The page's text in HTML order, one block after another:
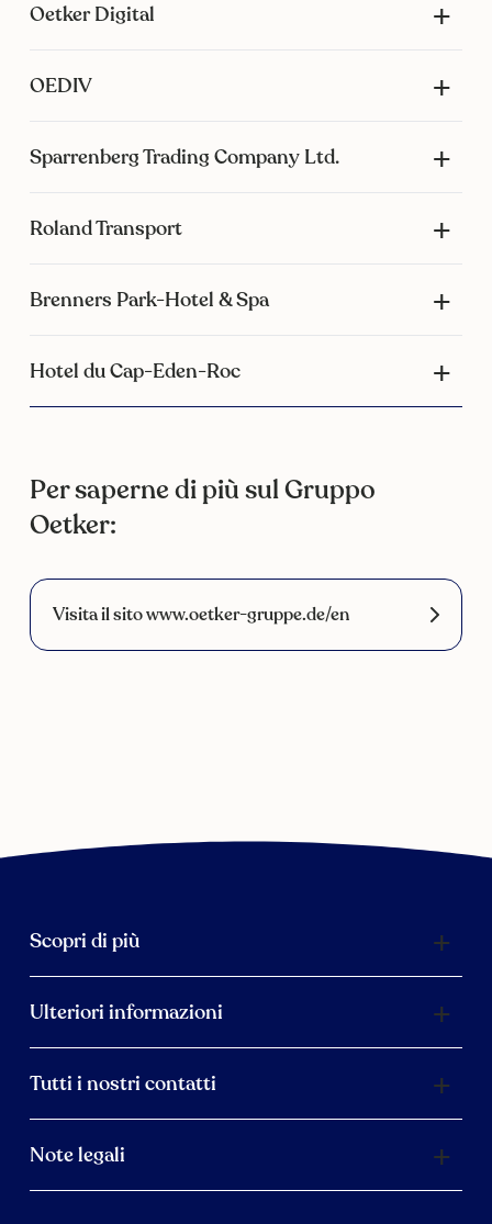
Oetker Digital
OEDIV
Sparrenberg Trading Company Ltd.
Roland Transport
Brenners Park-Hotel & Spa
Hotel du Cap-Eden-Roc
Per saperne di più sul Gruppo
Oetker:
Visita il sito www.oetker-gruppe.de/en
Scopri di più
Ulteriori informazioni
Tutti i nostri contatti
Note legali